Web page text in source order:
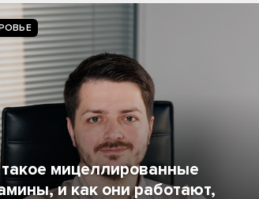
мицеллированные
и как они работают,